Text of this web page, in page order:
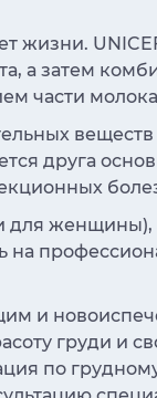
жизни.
а затем
части
друга
для женщины),
и
груди и
по